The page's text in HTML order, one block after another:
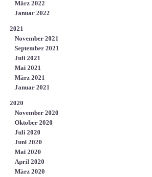
März 2022
Januar 2022
2021
November 2021
September 2021
Juli 2021
Mai 2021
März 2021
Januar 2021
2020
November 2020
Oktober 2020
Juli 2020
Juni 2020
Mai 2020
April 2020
März 2020